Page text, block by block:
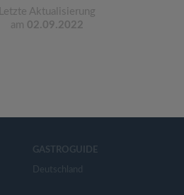
Letzte Aktualisierung
am 02.09.2022
GASTROGUIDE
Deutschland